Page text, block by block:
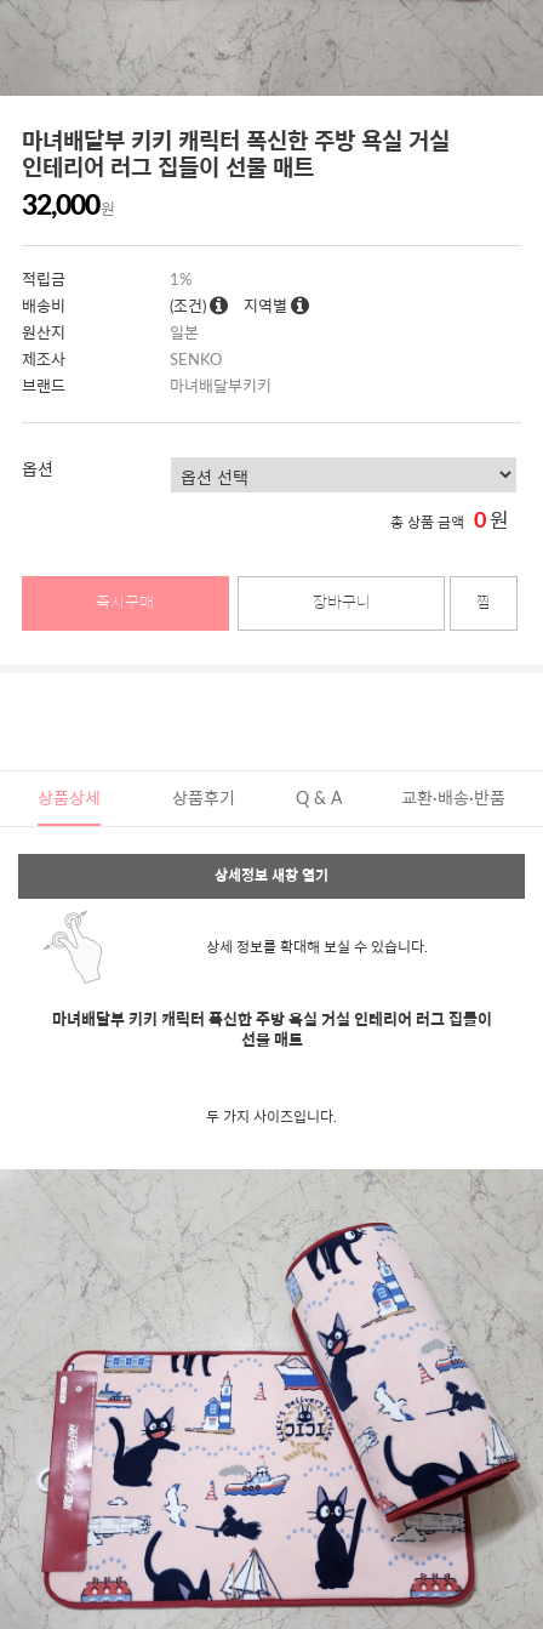
마녀배달부 키키 캐릭터 폭신한 주방 욕실 거실
인테리어 러그 집들이 선물 매트
32,000원
적립금
1%
배송비
(조건)
지역별
원산지
일본
제조사
SENKO
브랜드
마녀배달부키키
옵션
총 상품 금액 0 원
즉시구매 장바구니 찜
상품상세 상품후기 Q & A 교환·배송·반품
상세정보 새창 열기
상세 정보를 확대해 보실 수 있습니다.
마녀배달부 키키 캐릭터 폭신한 주방 욕실 거실 인테리어 러그 집들이
선물 매트
두 가지 사이즈입니다.